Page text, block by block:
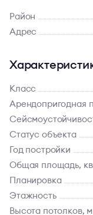
Район
Адрес
Класс
Арендопригодная
Статус объекта
Год постройки
Общая площадь,
Планировка
Этажность
Высота потолков, м